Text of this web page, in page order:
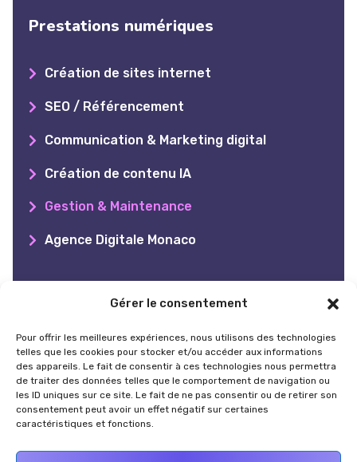
Gérer le consentement
Pour offrir les meilleures expériences, nous utilisons des technologies
telles que les cookies pour stocker et/ou accéder aux informations
des appareils. Le fait de consentir à ces technologies nous permettra
de traiter des données telles que le comportement de navigation ou
les ID uniques sur ce site. Le fait de ne pas consentir ou de retirer son
consentement peut avoir un effet négatif sur certaines
caractéristiques et fonctions.
Prestations numériques
Création de sites internet
SEO / Référencement
Communication & Marketing digital
Création de contenu IA
Gestion & Maintenance
Agence Digitale Monaco
Accueil
Réalisations
Contact